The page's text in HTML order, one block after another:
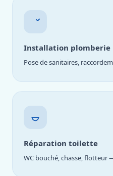
Installation plomberie
Pose de sanitaires,
Réparation toilette
WC bouché, chasse, flotteur